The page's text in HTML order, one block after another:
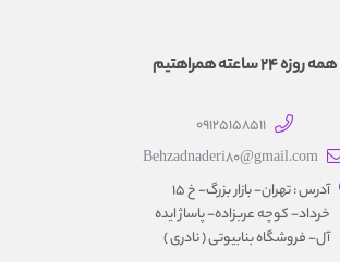
همه روزه 24 ساعته همراهتیم
09125158511
Behzadnaderi80@gmail.com
آدرس : تهران- بازار بزرگ- خ ۱۵
خرداد- کوچه عربزاده- پاساژ ایده
آل- فروشگاه بنابیوتی ( نادری )